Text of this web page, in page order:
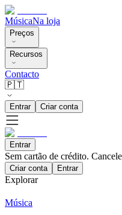
MúsicaNa loja
Preços
Recursos
Contacto
🇵🇹
Entrar Criar conta
Entrar
Sem cartão de crédito.
Criar conta Entrar
Explorar
Música